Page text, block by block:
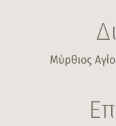
Μύρθιος